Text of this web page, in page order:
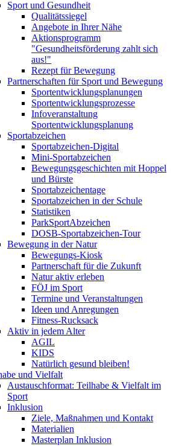
Sport und Gesundheit
Qualitätssiegel
Angebote in Ihrer Nähe
Aktionsprogramm
"Gesundheitsförderung zahlt sich
aus!"
Rezept für Bewegung
Partnerschaften für Sport und Bewegung
Sportentwicklungsplanungen
Sportentwicklungsprozesse
Infoveranstaltung
Sportentwicklungsplanung
Sportabzeichen
Sportabzeichen-Digital
Mini-Sportabzeichen
Bewegungsgeschichten mit Hoppel
und Bürste
Sportabzeichentage
Sportabzeichen in der Schule
Statistiken
ParkSportAbzeichen
DOSB-Sportabzeichen-Tour
Bewegung in der Natur
Bewegungs-Kiosk
Partnerschaft für die Zukunft
Natur aktiv erleben
FÖJ im Sport
Termine und Veranstaltungen
Ideen und Anregungen
Fitness-Rucksack
Aktiv in jedem Alter
AGIL
KIDS
Natürlich gesund bleiben!
und Vielfalt
Austauschformat: Teilhabe & Vielfalt im
Sport
Inklusion
Ziele, Maßnahmen und Kontakt
Materialien
Masterplan Inklusion